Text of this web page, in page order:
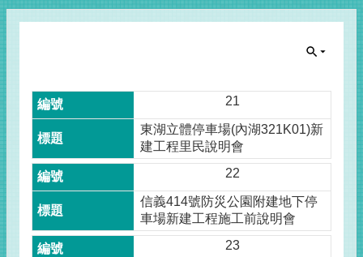
21
東湖立體停車場(內湖321K01)新
建工程里民說明會
22
信義414號防災公園附建地下停
車場新建工程施工前說明會
23